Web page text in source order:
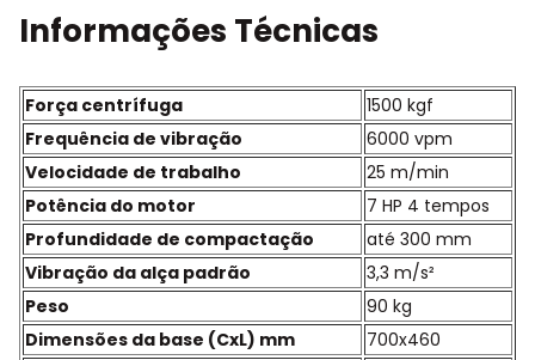
Informações Técnicas
Força centrífuga
1500 kgf
Frequência de vibração
6000 vpm
Velocidade de trabalho
25 m/min
Potência do motor
7 HP 4 tempos
Profundidade de compactação
até 300 mm
Vibração da alça padrão
3,3 m/s²
Peso
90 kg
Dimensões da base (CxL) mm
700x460